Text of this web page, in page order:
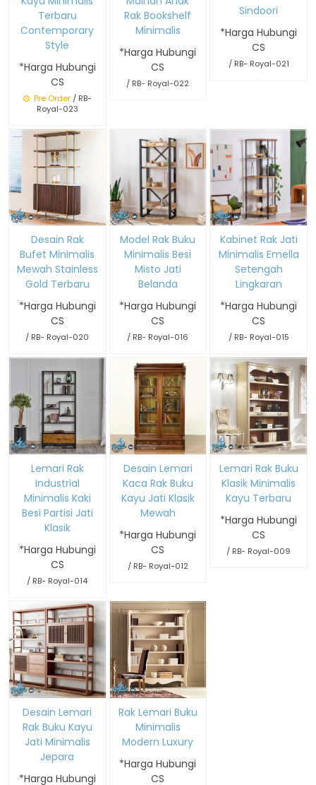
Terbaru
Contemporary
Style
*Harga Hubungi
CS
Pre Order/ RB-
Royal-023
Rak Bookshelf
Minimalis
*Harga Hubungi
CS
/ RB- Royal-022
Sindoori
*Harga Hubungi
CS
/ RB- Royal-021
Desain Rak
Bufet Minimalis
Mewah Stainless
Gold Terbaru
*Harga Hubungi
CS
/ RB- Royal-020
Model Rak Buku
Minimalis Besi
Misto Jati
Belanda
*Harga Hubungi
CS
/ RB- Royal-016
Kabinet Rak Jati
Minimalis Emella
Setengah
Lingkaran
*Harga Hubungi
CS
/ RB- Royal-015
Lemari Rak
Industrial
Minimalis Kaki
Besi Partisi Jati
Klasik
*Harga Hubungi
CS
/ RB- Royal-014
Desain Lemari
Kaca Rak Buku
Kayu Jati Klasik
Mewah
*Harga Hubungi
CS
/ RB- Royal-012
Lemari Rak Buku
Klasik Minimalis
Kayu Terbaru
*Harga Hubungi
CS
/ RB- Royal-009
Desain Lemari
Rak Buku Kayu
Jati Minimalis
Jepara
*Harga Hubungi
Rak Lemari Buku
Minimalis
Modern Luxury
*Harga Hubungi
CS